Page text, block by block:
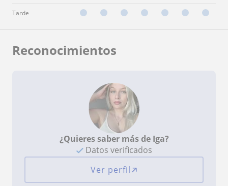
Tarde
Reconocimientos
¿Quieres saber más de Iga?
Datos verificados
Ver perfil